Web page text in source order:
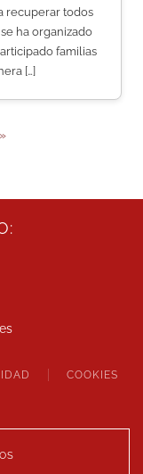
recuperar todos
ha organizado
familias
[…]
COOKIES